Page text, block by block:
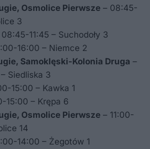
Osmolice Pierwsze – 08:45-
3
08:45-11:45 – Suchodoły 3
16:00 – Niemce 2
Samoklęski-Kolonia Druga –
Siedliska 3
15:00 – Kawka 1
15:00 – Krępa 6
Osmolice Pierwsze – 11:00-
14
14:00 – Żegotów 1